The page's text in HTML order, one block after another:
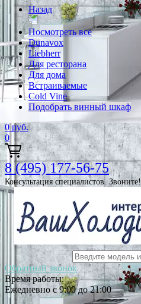
Назад
Посмотреть все
Dunavox
Liebherr
Для ресторана
Для дома
Встраиваемые
Cold Vine
Подобрать винный шкаф
0 руб.
0
8 (495) 177-56-75
Консультация специалистов. Звоните!
Обратный звонок
Время работы:
Ежедневно с 9:00 до 21:00